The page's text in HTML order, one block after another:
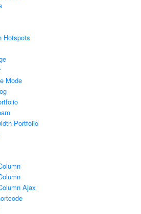
Hotspots
Mode
Portfolio
Ajax